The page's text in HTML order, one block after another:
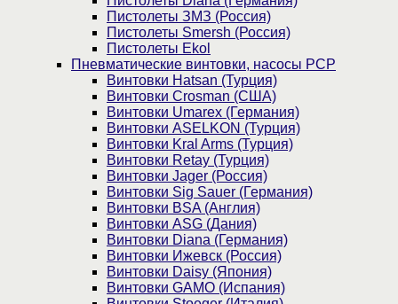
Пистолеты ЗМЗ (Россия)
Пистолеты Smersh (Россия)
Пистолеты Ekol
Пневматические винтовки, насосы PCP
Винтовки Hatsan (Турция)
Винтовки Crosman (США)
Винтовки Umarex (Германия)
Винтовки ASELKON (Турция)
Винтовки Kral Arms (Турция)
Винтовки Retay (Турция)
Винтовки Jager (Россия)
Винтовки Sig Sauer (Германия)
Винтовки BSA (Англия)
Винтовки ASG (Дания)
Винтовки Diana (Германия)
Винтовки Ижевск (Россия)
Винтовки Daisy (Япония)
Винтовки GAMO (Испания)